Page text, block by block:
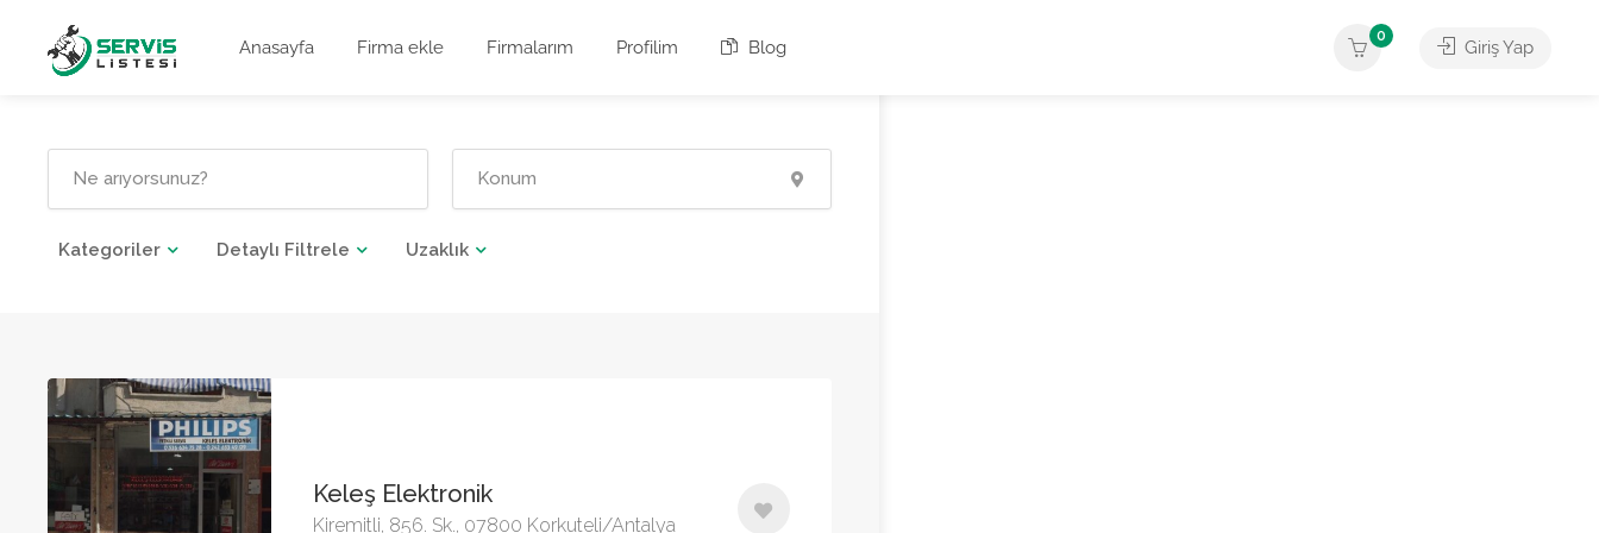
Anasayfa Firma ekle Firmalarım Profilim Blog
0
Giriş Yap
Kategoriler Detaylı Filtrele Uzaklık
Keleş Elektronik
Kiremitli, 856. Sk., 07800 Korkuteli/Antalya